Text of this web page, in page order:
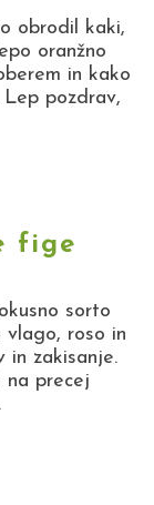
obrodil kaki,
oranžno
in kako
Lep pozdrav,
fige
sorto
roso in
in zakisanje.
na precej